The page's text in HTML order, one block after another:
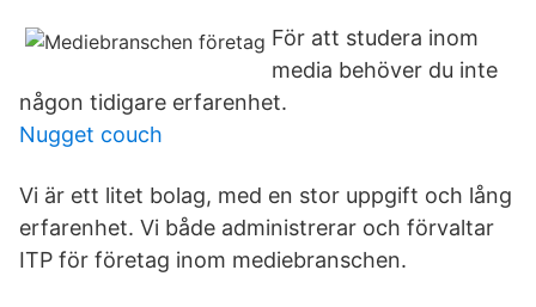
För att studera inom
media behöver du inte
någon tidigare erfarenhet.
Nugget couch
Vi är ett litet bolag, med en stor uppgift och lång
erfarenhet. Vi både administrerar och förvaltar
ITP för företag inom mediebranschen.